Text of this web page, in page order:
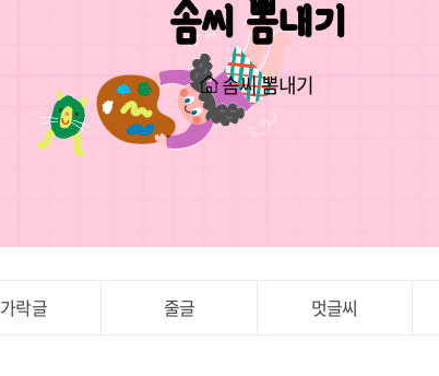
솜씨 뽐내기
솜씨 뽐내기
가락글 줄글 멋글씨